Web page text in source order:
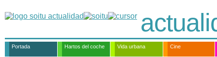
Portada Hartos del coche Vida urbana Cine